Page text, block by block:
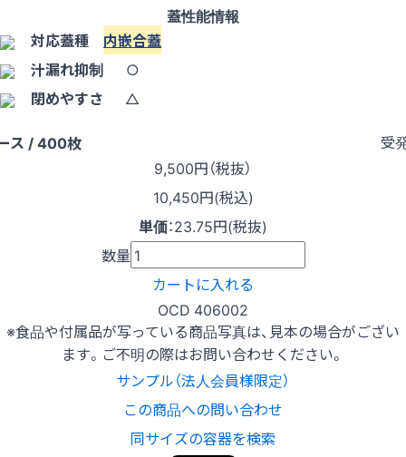
蓋性能情報
対応蓋種 内嵌合蓋
汁漏れ抑制
○
閉めやすさ
△
ス / 400枚
受
9,500円（税抜）
10,450円(税込)
単価：23.75円(税抜)
数量
カートに入れる
OCD 406002
※食品や付属品が写っている商品写真は、見本の場合がござい
ます。ご不明の際はお問い合わせください。
サンプル（法人会員様限定）
この商品への問い合わせ
同サイズの容器を検索